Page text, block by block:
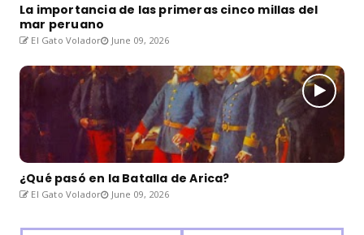
La importancia de las primeras cinco millas del
mar peruano
El Gato Volador June 09, 2026
¿Qué pasó en la Batalla de Arica?
El Gato Volador June 09, 2026